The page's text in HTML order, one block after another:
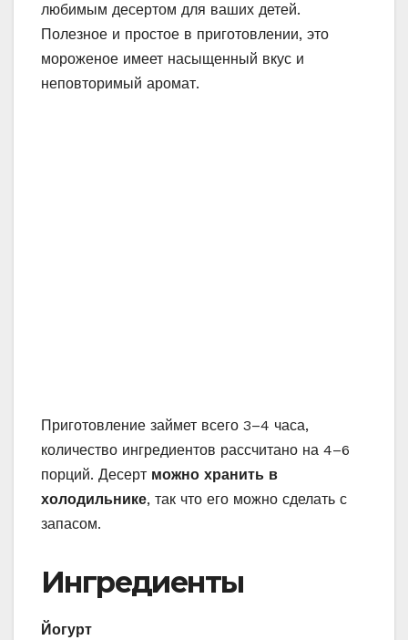
любимым десертом для ваших детей.
Полезное и простое в приготовлении, это
мороженое имеет насыщенный вкус и
неповторимый аромат.
Приготовление займет всего 3–4 часа,
количество ингредиентов рассчитано на 4–6
порций. Десерт можно хранить в
холодильнике, так что его можно сделать с
запасом.
Ингредиенты
Йогурт